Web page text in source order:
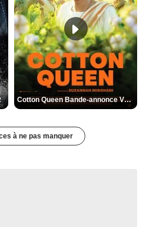
Cotton Queen Bande-annonce VO STFR
à ne pas manquer